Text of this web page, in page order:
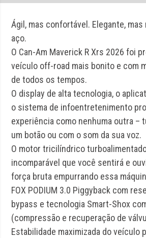
Ágil, mas confortável. Elegante,
aço.
O Can-Am Maverick R Xrs 2026 foi
veículo off-road mais bonito e com
de todos os tempos.
O display de alta tecnologia, o
o sistema de infoentretenimento
experiência como nenhuma outra –
um botão ou com o som da sua voz.
O motor tricilíndrico
incomparável que você sentirá e
força bruta empurrando essa
FOX PODIUM 3.0 Piggyback com
bypass e tecnologia Smart-Shox
(compressão e recuperação de
Estabilidade maximizada do veículo